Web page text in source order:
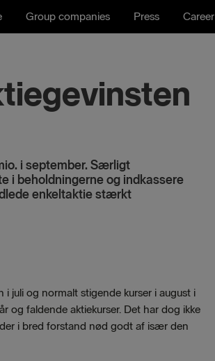
Group companies Press Career
i september. Særligt
i beholdningerne og indkassere
enkeltaktie stærkt
juli og normalt stigende kurser i august i
og faldende aktiekurser. Det har dog ikke
i bred forstand nød godt af især den